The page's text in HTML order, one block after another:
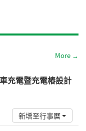
More →
充電暨充電樁設計
新增至行事曆